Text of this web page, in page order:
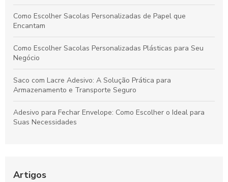
Como Escolher Sacolas Personalizadas de Papel que
Encantam
Como Escolher Sacolas Personalizadas Plásticas para Seu
Negócio
Saco com Lacre Adesivo: A Solução Prática para
Armazenamento e Transporte Seguro
Adesivo para Fechar Envelope: Como Escolher o Ideal para
Suas Necessidades
Saco Plástico Transparente com Adesivo: A Solução Prática
Artigos